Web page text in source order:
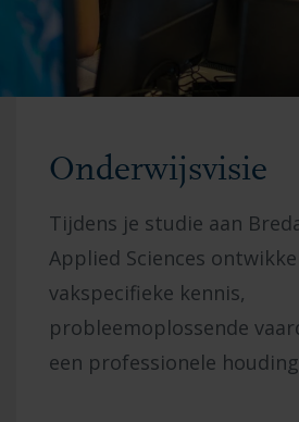
Onderwijsvisie
Tijdens je studie aan
Applied Sciences
vakspecifieke kennis,
probleemoplossende
een professionele